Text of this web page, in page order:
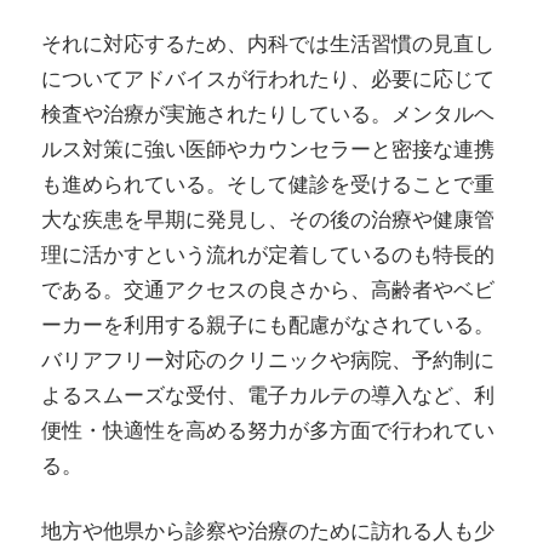
それに対応するため、内科では生活習慣の見直し
についてアドバイスが行われたり、必要に応じて
検査や治療が実施されたりしている。メンタルヘ
ルス対策に強い医師やカウンセラーと密接な連携
も進められている。そして健診を受けることで重
大な疾患を早期に発見し、その後の治療や健康管
理に活かすという流れが定着しているのも特長的
である。交通アクセスの良さから、高齢者やベビ
ーカーを利用する親子にも配慮がなされている。
バリアフリー対応のクリニックや病院、予約制に
よるスムーズな受付、電子カルテの導入など、利
便性・快適性を高める努力が多方面で行われてい
る。
地方や他県から診察や治療のために訪れる人も少